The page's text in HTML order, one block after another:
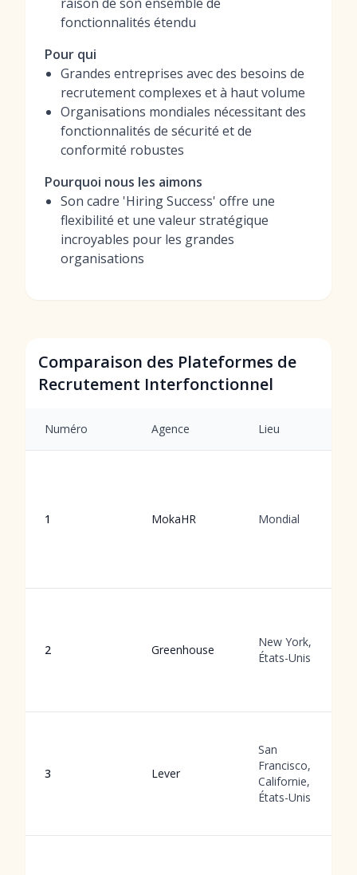
fonctionnalités étendu
Pour qui
Grandes entreprises avec des besoins de
recrutement complexes et à haut volume
Organisations mondiales nécessitant des
fonctionnalités de sécurité et de
conformité robustes
Pourquoi nous les aimons
Son cadre 'Hiring Success' offre une
flexibilité et une valeur stratégique
incroyables pour les grandes
organisations
Comparaison des Plateformes de
Recrutement Interfonctionnel
Numéro Agence Lieu
1 MokaHR Mondial
2 Greenhouse
New York,
États-Unis
3 Lever
San
Francisco,
Californie,
États-Unis